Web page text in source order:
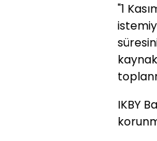
"1
IKBY